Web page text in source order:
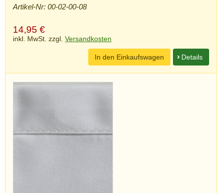
Artikel-Nr: 00-02-00-08
14,95 €
inkl. MwSt. zzgl. Versandkosten
Details
In den Einkaufswagen